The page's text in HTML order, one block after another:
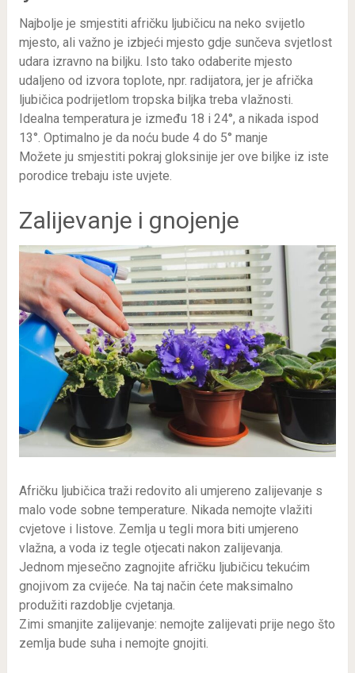
Najbolje je smjestiti afričku ljubičicu na neko svijetlo
mjesto, ali važno je izbjeći mjesto gdje sunčeva svjetlost
udara izravno na biljku. Isto tako odaberite mjesto
udaljeno od izvora toplote, npr. radijatora, jer je afrička
ljubičica podrijetlom tropska biljka treba vlažnosti.
Idealna temperatura je između 18 i 24°, a nikada ispod
13°. Optimalno je da noću bude 4 do 5° manje
Možete ju smjestiti pokraj gloksinije jer ove biljke iz iste
porodice trebaju iste uvjete.
Zalijevanje i gnojenje
Afričku ljubičica traži redovito ali umjereno zalijevanje s
malo vode sobne temperature. Nikada nemojte vlažiti
cvjetove i listove. Zemlja u tegli mora biti umjereno
vlažna, a voda iz tegle otjecati nakon zalijevanja.
Jednom mjesečno zagnojite afričku ljubičicu tekućim
gnojivom za cvijeće. Na taj način ćete maksimalno
produžiti razdoblje cvjetanja.
Zimi smanjite zalijevanje: nemojte zalijevati prije nego što
zemlja bude suha i nemojte gnojiti.